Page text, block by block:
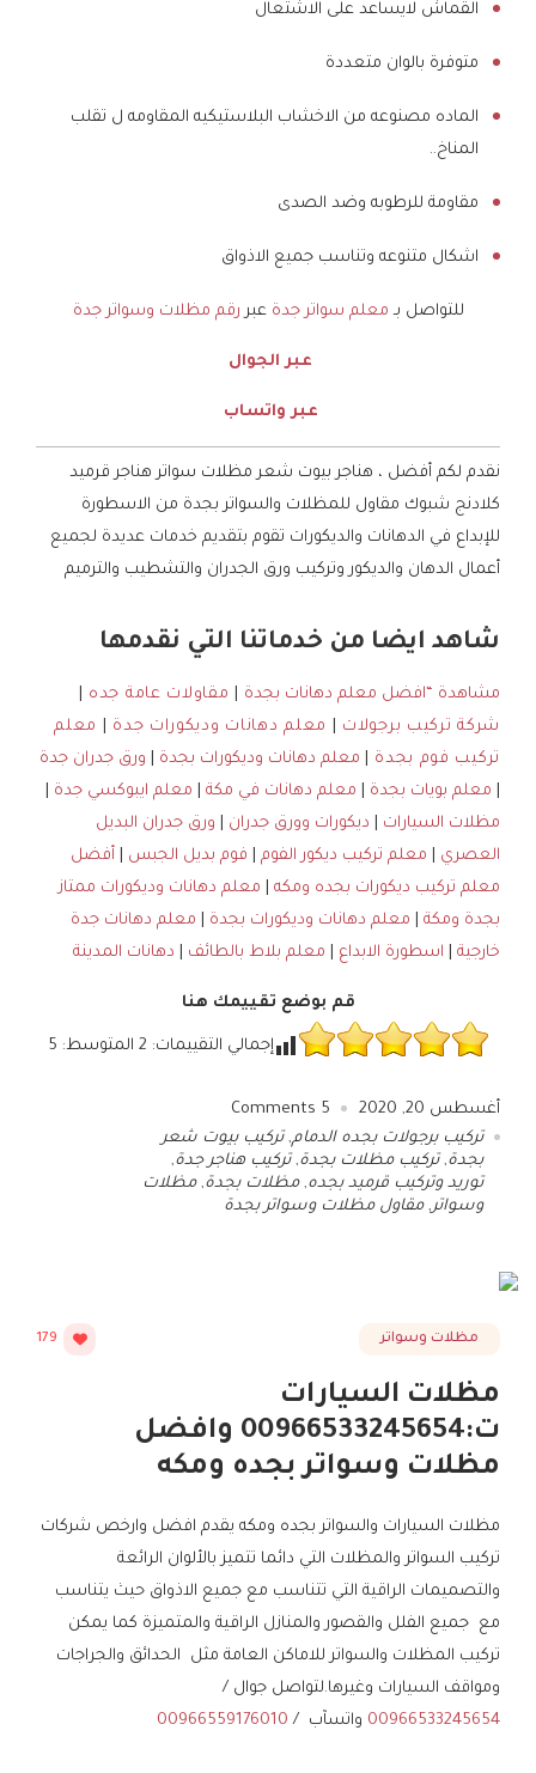
القماش لايساعد على الاشتعال
متوفرة بالوان متعددة
الماده مصنوعه من الاخشاب البلاستيكيه المقاومه ل تقلب
المناخ..
مقاومة للرطوبه وضد الصدى
اشكال متنوعه وتناسب جميع الاذواق
للتواصل بـ معلم سواتر جدة عبر رقم مظلات وسواتر جدة
عبر الجوال
عبر واتساب
نقدم لكم أفضل ، هناجر بيوت شعر مظلات سواتر هناجر قرميد
كلادنج شبوك مقاول للمظلات والسواتر بجدة من الاسطورة
للإبداع في الدهانات والديكورات تقوم بتقديم خدمات عديدة لجميع
أعمال الدهان والديكور وتركيب ورق الجدران والتشطيب والترميم
شاهد ايضا من خدماتنا التي نقدمها
مشاهدة “افضل معلم دهانات بجدة مقاولات عامة جده
شركة تركيب برجولات
معلم دهانات وديكورات جدة
معلم
تركيب فوم بجدة
معلم دهانات وديكورات بجدة
ورق جدران جدة
معلم بويات بجدة معلم دهانات في مكة معلم ايبوكسي جدة
مظلات السيارات
ديكورات وورق جدران
ورق جدران البديل
العصري
معلم تركيب ديكور الفوم فوم بديل الجبس
أفضل
معلم تركيب ديكورات بجده ومكه
معلم دهانات وديكورات ممتاز
بجدة ومكة
معلم دهانات وديكورات بجدة
معلم دهانات جدة
خارجية
اسطورة الابداع معلم بلاط بالطائف دهانات المدينة
قم بوضع تقييمك هنا
إجمالي التقييمات: 2 المتوسط: 5
أغسطس 20, 2020 5
تركيب برجولات بجده الدمام,تركيب بيوت شعر
بجدة,تركيب مظلات بجدة,تركيب هناجر جدة,
توريد وتركيب قرميد بجده,مظلات بجدة,مظلات
وسواتر ,مقاول مظلات وسواتر بجدة
مظلات وسواتر 179
مظلات السيارات
ت:00966533245654 وافضل
مظلات وسواتر بجده ومكه
مظلات السيارات والسواتر بجده ومكه يقدم افضل وارخص شركات
تركيب السواتر والمظلات التي دائما تتميز بالألوان الرائعة
والتصميمات الراقية التي تتناسب مع جميع الاذواق حيث يتناسب
مع جميع الفلل والقصور والمنازل الراقية والمتميزة كما يمكن
تركيب المظلات والسواتر للاماكن العامة مثل الحدائق والجراجات
ومواقف السيارات وغيرها.لتواصل جوال /
00966533245654 واتسآب / 00966559176010